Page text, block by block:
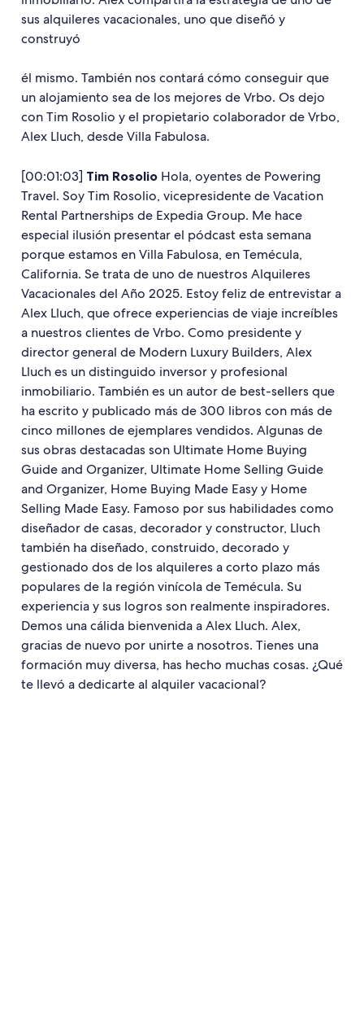
sus alquileres vacacionales, uno que diseñó y
construyó
él mismo. También nos contará cómo conseguir que
un alojamiento sea de los mejores de Vrbo. Os dejo
con Tim Rosolio y el propietario colaborador de Vrbo,
Alex Lluch, desde Villa Fabulosa.
[00:01:03] Tim Rosolio Hola, oyentes de Powering
Travel. Soy Tim Rosolio, vicepresidente de Vacation
Rental Partnerships de Expedia Group. Me hace
especial ilusión presentar el pódcast esta semana
porque estamos en Villa Fabulosa, en Temécula,
California. Se trata de uno de nuestros Alquileres
Vacacionales del Año 2025. Estoy feliz de entrevistar a
Alex Lluch, que ofrece experiencias de viaje increíbles
a nuestros clientes de Vrbo. Como presidente y
director general de Modern Luxury Builders, Alex
Lluch es un distinguido inversor y profesional
inmobiliario. También es un autor de best-sellers que
ha escrito y publicado más de 300 libros con más de
cinco millones de ejemplares vendidos. Algunas de
sus obras destacadas son Ultimate Home Buying
Guide and Organizer, Ultimate Home Selling Guide
and Organizer, Home Buying Made Easy y Home
Selling Made Easy. Famoso por sus habilidades como
diseñador de casas, decorador y constructor, Lluch
también ha diseñado, construido, decorado y
gestionado dos de los alquileres a corto plazo más
populares de la región vinícola de Temécula. Su
experiencia y sus logros son realmente inspiradores.
Demos una cálida bienvenida a Alex Lluch. Alex,
gracias de nuevo por unirte a nosotros. Tienes una
formación muy diversa, has hecho muchas cosas. ¿Qué
te llevó a dedicarte al alquiler vacacional?